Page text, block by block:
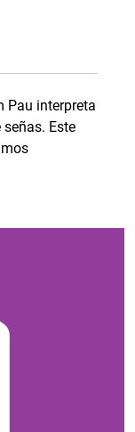
Pau interpreta
Este